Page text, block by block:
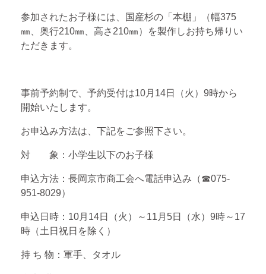
参加されたお子様には、国産杉の「本棚」（幅375
㎜、奥行210㎜、高さ210㎜）を製作しお持ち帰りい
ただきます。
事前予約制で、予約受付は10月14日（火）9時から
開始いたします。
お申込み方法は、下記をご参照下さい。
対 象：小学生以下のお子様
申込方法：長岡京市商工会へ電話申込み（☎075-
951-8029）
申込日時：10月14日（火）～11月5日（水）9時～17
時（土日祝日を除く）
持 ち 物：軍手、タオル